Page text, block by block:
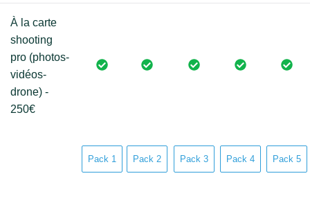
À la carte
shooting
pro (photos-
vidéos-
drone) -
250€
Pack 1 Pack 2 Pack 3 Pack 4 Pack 5